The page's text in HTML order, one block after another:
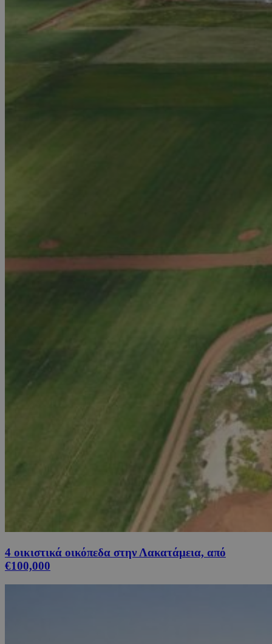
4 οικιστικά οικόπεδα στην Λακατάμεια, από
€100,000